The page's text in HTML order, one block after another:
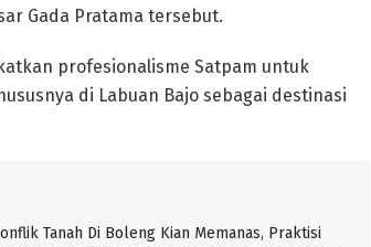
Gada Pratama tersebut.
profesionalisme Satpam untuk
di Labuan Bajo sebagai destinasi
Tanah Di Boleng Kian Memanas, Praktisi